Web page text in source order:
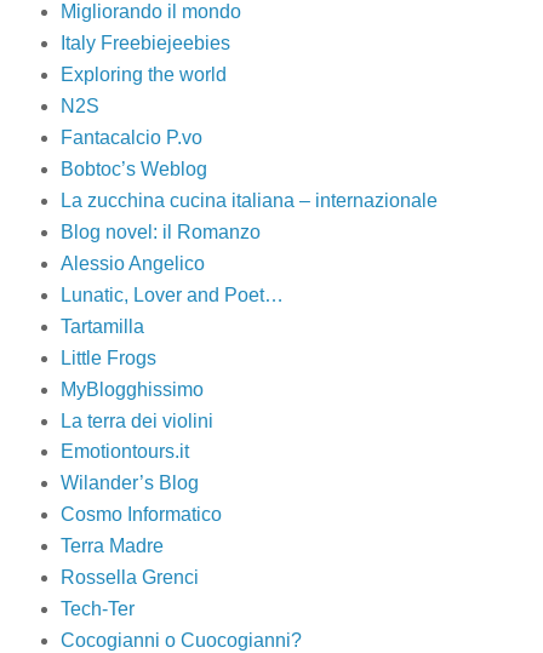
Migliorando il mondo
Italy Freebiejeebies
Exploring the world
N2S
Fantacalcio P.vo
Bobtoc’s Weblog
La zucchina cucina italiana – internazionale
Blog novel: il Romanzo
Alessio Angelico
Lunatic, Lover and Poet…
Tartamilla
Little Frogs
MyBlogghissimo
La terra dei violini
Emotiontours.it
Wilander’s Blog
Cosmo Informatico
Terra Madre
Rossella Grenci
Tech-Ter
Cocogianni o Cuocogianni?